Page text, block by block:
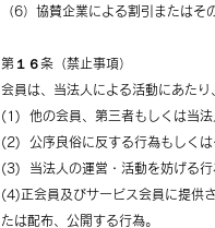
（6）協賛企業による割引またはそ
第１６条（禁止事項）
会員は、当法人による活動にあたり
(1) 他の会員、第三者もしくは当法
(2) 公序良俗に反する行為もしくは
(3) 当法人の運営・活動を妨げる行
(4)正会員及びサービス会員に提供
たは配布、公開する行為。